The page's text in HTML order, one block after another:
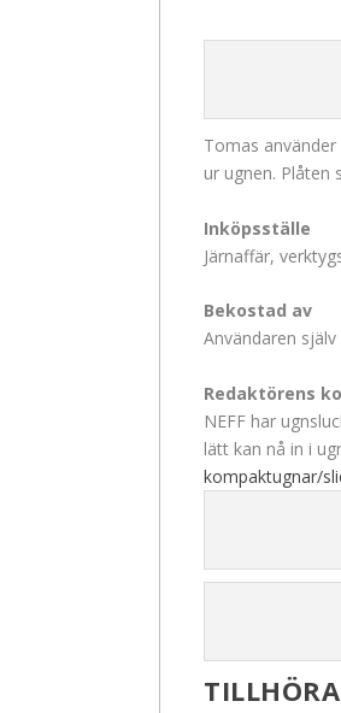
Tomas
ur ugnen. Plåten
Inköpsställe
Järnaffär,
Bekostad av
Användaren själv
Redaktörens
NEFF har
lätt kan nå in i
kompaktugnar/